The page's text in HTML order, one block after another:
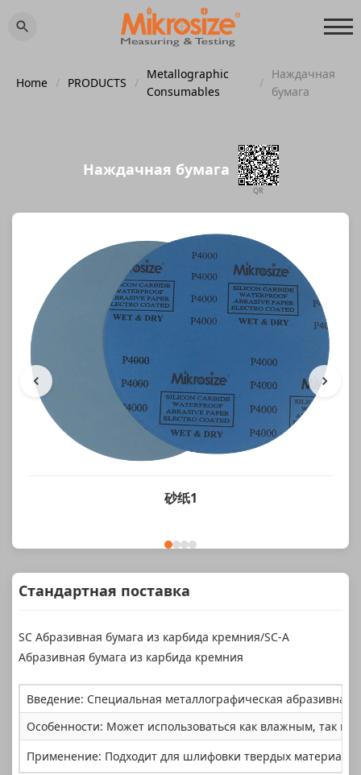
Home / PRODUCTS /
Metallographic
Consumables
/
Наждачная
бумага
Наждачная бумага
QR
砂纸1
Стандартная поставка
SC Абразивная бумага из карбида кремния/SC-A
Абразивная бумага из карбида кремния
Введение: Специальная металлографическая
Особенности: Может использоваться как влажным, так и
Применение: Подходит для шлифовки твердых